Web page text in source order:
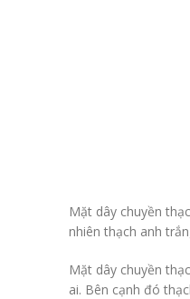
Mặt dây chuyền
nhiên thạch anh
Mặt dây chuyền
ai. Bên cạnh đó